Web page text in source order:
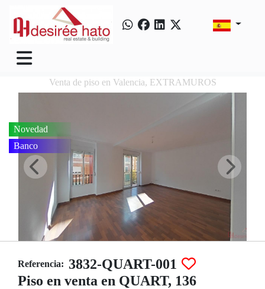
Venta de piso en Valencia, EXTRAMUROS
Novedad
Banco
Referencia: 3832-QUART-001
Piso en venta en QUART, 136